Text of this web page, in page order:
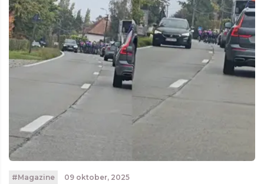
#Magazine 09 oktober, 2025